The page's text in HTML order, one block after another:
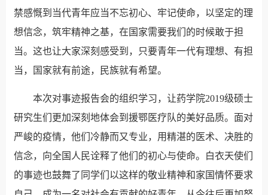
禁感慨到当代青年应当不忘初心、牢记使命，以坚定的理
想信念，筑牢精神之基，在国家需要我们的时候敢于担
当。这也让大家深刻感受到，只要青年一代有理想、有担
当，国家就有前途，民族就有希望。
本次对事迹报告会的组织学习，让药学院2019级硕士
研究生们更加深刻地体会到援鄂医疗队的美好品质。面对
严峻的疫情，他们冷静而又专业，用精湛的医术、决胜的
信念，向全国人民诠释了他们的初心与使命。白衣天使们
的事迹也鼓舞了同学们以这样的敬业精神和家国情怀要求